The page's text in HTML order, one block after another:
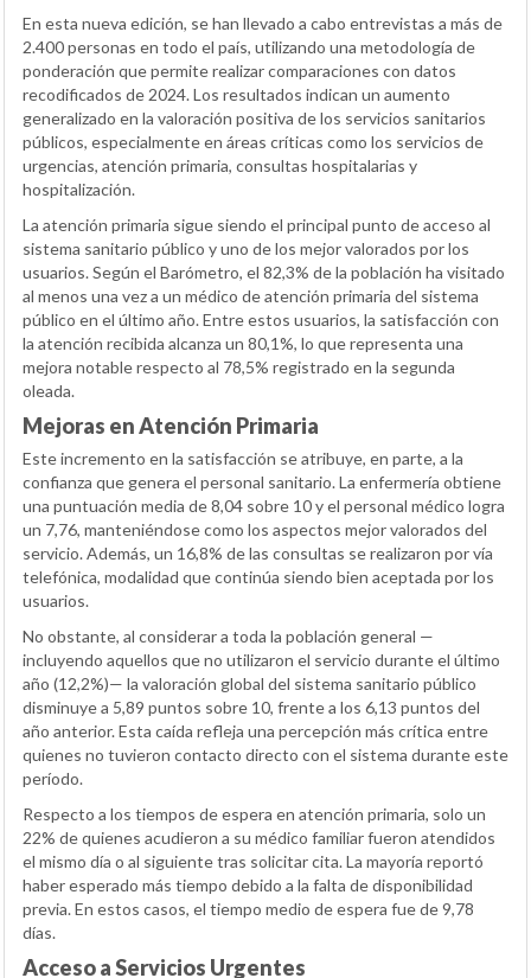
En esta nueva edición, se han llevado a cabo entrevistas a más de
2.400 personas en todo el país, utilizando una metodología de
ponderación que permite realizar comparaciones con datos
recodificados de 2024. Los resultados indican un aumento
generalizado en la valoración positiva de los servicios sanitarios
públicos, especialmente en áreas críticas como los servicios de
urgencias, atención primaria, consultas hospitalarias y
hospitalización.
La atención primaria sigue siendo el principal punto de acceso al
sistema sanitario público y uno de los mejor valorados por los
usuarios. Según el Barómetro, el 82,3% de la población ha visitado
al menos una vez a un médico de atención primaria del sistema
público en el último año. Entre estos usuarios, la satisfacción con
la atención recibida alcanza un 80,1%, lo que representa una
mejora notable respecto al 78,5% registrado en la segunda
oleada.
Mejoras en Atención Primaria
Este incremento en la satisfacción se atribuye, en parte, a la
confianza que genera el personal sanitario. La enfermería obtiene
una puntuación media de 8,04 sobre 10 y el personal médico logra
un 7,76, manteniéndose como los aspectos mejor valorados del
servicio. Además, un 16,8% de las consultas se realizaron por vía
telefónica, modalidad que continúa siendo bien aceptada por los
usuarios.
No obstante, al considerar a toda la población general —
incluyendo aquellos que no utilizaron el servicio durante el último
año (12,2%)— la valoración global del sistema sanitario público
disminuye a 5,89 puntos sobre 10, frente a los 6,13 puntos del
año anterior. Esta caída refleja una percepción más crítica entre
quienes no tuvieron contacto directo con el sistema durante este
período.
Respecto a los tiempos de espera en atención primaria, solo un
22% de quienes acudieron a su médico familiar fueron atendidos
el mismo día o al siguiente tras solicitar cita. La mayoría reportó
haber esperado más tiempo debido a la falta de disponibilidad
previa. En estos casos, el tiempo medio de espera fue de 9,78
días.
Acceso a Servicios Urgentes